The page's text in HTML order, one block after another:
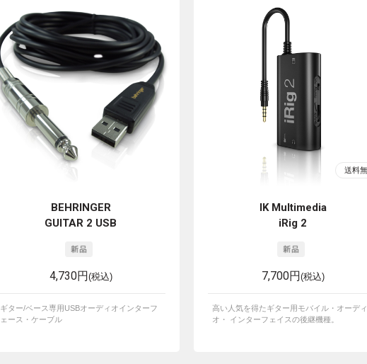
BEHRINGER
GUITAR 2 USB
4,730円(税込)
ギター/ベース専用USBオーディオインターフ
ェース・ケーブル
IK Multimedia
iRig 2
7,700円(税込)
高い人気を得たギター用モバイル・オーディ
オ・ インターフェイスの後継機種。